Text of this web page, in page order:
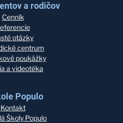
a rodičov
Cenník
otázky
centrum
poukážky
a videotéka
Populo
Kontakt
Školy Populo